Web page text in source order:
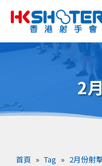
2
首頁 » Tag » 2月份射